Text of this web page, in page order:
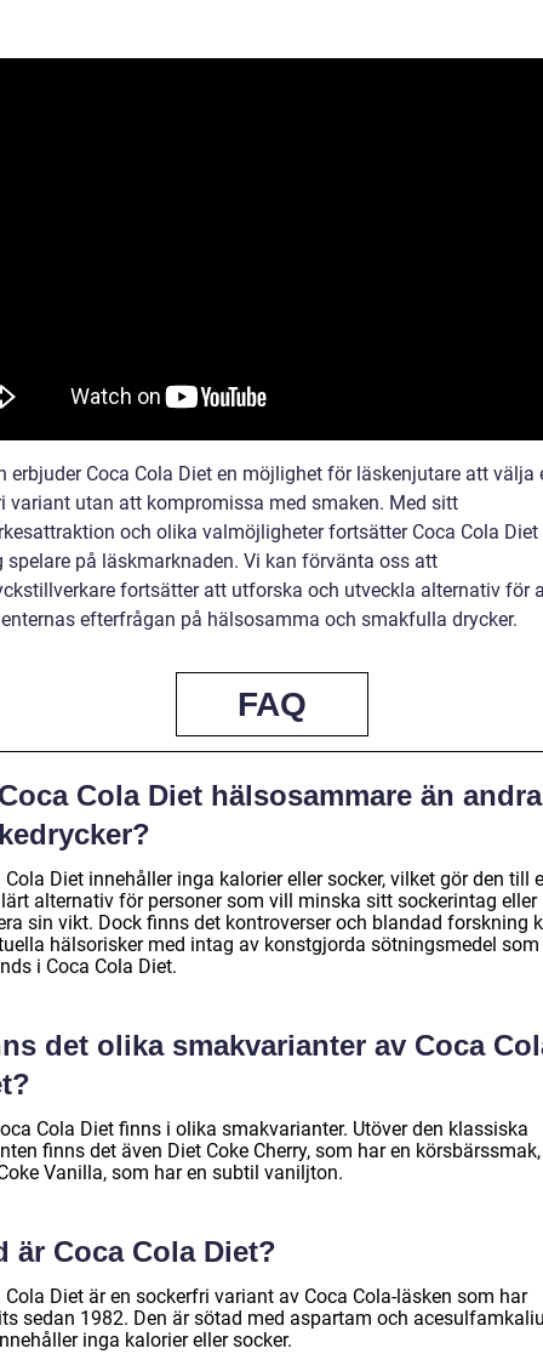
erbjuder Coca Cola Diet en möjlighet för läskenjutare att välja
variant utan att kompromissa med smaken. Med sitt
och olika valmöjligheter fortsätter Coca Cola
spelare på läskmarknaden. Vi kan förvänta oss att
fortsätter att utforska och utveckla alternativ för
efterfrågan på hälsosamma och smakfulla drycker.
FAQ
Cola Diet hälsosammare än andra
Cola Diet innehåller inga kalorier eller socker, vilket gör den till
alternativ för personer som vill minska sitt sockerintag eller
sin vikt. Dock finns det kontroverser och blandad forskning
hälsorisker med intag av konstgjorda sötningsmedel som
i Coca Cola Diet.
det olika smakvarianter av Coca
Cola Diet finns i olika smakvarianter. Utöver den klassiska
finns det även Diet Coke Cherry, som har en
Vanilla, som har en subtil vaniljton.
är Coca Cola Diet?
Cola Diet är en sockerfri variant av Coca Cola-läsken som har
sedan 1982. Den är sötad med aspartam och
inga kalorier eller socker.